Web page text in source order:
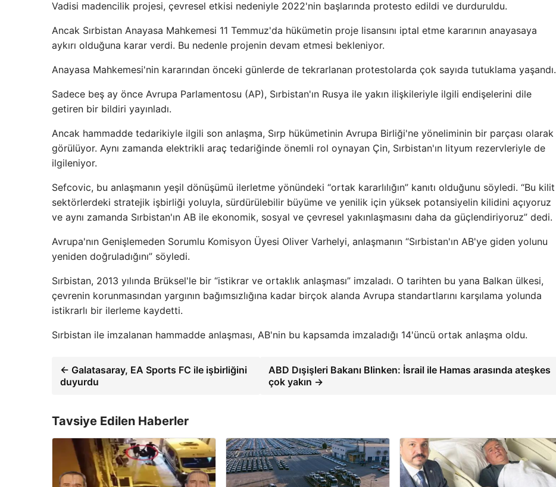
Vadisi madencilik projesi, çevresel etkisi nedeniyle 2022'nin başlarında protesto edildi ve durduruldu.
Ancak Sırbistan Anayasa Mahkemesi 11 Temmuz'da hükümetin proje lisansını iptal etme kararının anayasaya
aykırı olduğuna karar verdi. Bu nedenle projenin devam etmesi bekleniyor.
Anayasa Mahkemesi'nin kararından önceki günlerde de tekrarlanan protestolarda çok sayıda tutuklama yaşandı.
Sadece beş ay önce Avrupa Parlamentosu (AP), Sırbistan'ın Rusya ile yakın ilişkileriyle ilgili endişelerini dile
getiren bir bildiri yayınladı.
Ancak hammadde tedarikiyle ilgili son anlaşma, Sırp hükümetinin Avrupa Birliği'ne yöneliminin bir parçası olarak
görülüyor. Aynı zamanda elektrikli araç tedariğinde önemli rol oynayan Çin, Sırbistan'ın lityum rezervleriyle de
ilgileniyor.
Sefcovic, bu anlaşmanın yeşil dönüşümü ilerletme yönündeki “ortak kararlılığın” kanıtı olduğunu söyledi. “Bu kilit
sektörlerdeki stratejik işbirliği yoluyla, sürdürülebilir büyüme ve yenilik için yüksek potansiyelin kilidini açıyoruz
ve aynı zamanda Sırbistan'ın AB ile ekonomik, sosyal ve çevresel yakınlaşmasını daha da güçlendiriyoruz” dedi.
Avrupa'nın Genişlemeden Sorumlu Komisyon Üyesi Oliver Varhelyi, anlaşmanın “Sırbistan'ın AB'ye giden yolunu
yeniden doğruladığını” söyledi.
Sırbistan, 2013 yılında Brüksel'le bir “istikrar ve ortaklık anlaşması” imzaladı. O tarihten bu yana Balkan ülkesi,
çevrenin korunmasından yargının bağımsızlığına kadar birçok alanda Avrupa standartlarını karşılama yolunda
istikrarlı bir ilerleme kaydetti.
Sırbistan ile imzalanan hammadde anlaşması, AB'nin bu kapsamda imzaladığı 14'üncü ortak anlaşma oldu.
← Galatasaray, EA Sports FC ile işbirliğini
duyurdu
ABD Dışişleri Bakanı Blinken: İsrail ile Hamas arasında ateşkes
çok yakın →
Tavsiye Edilen Haberler